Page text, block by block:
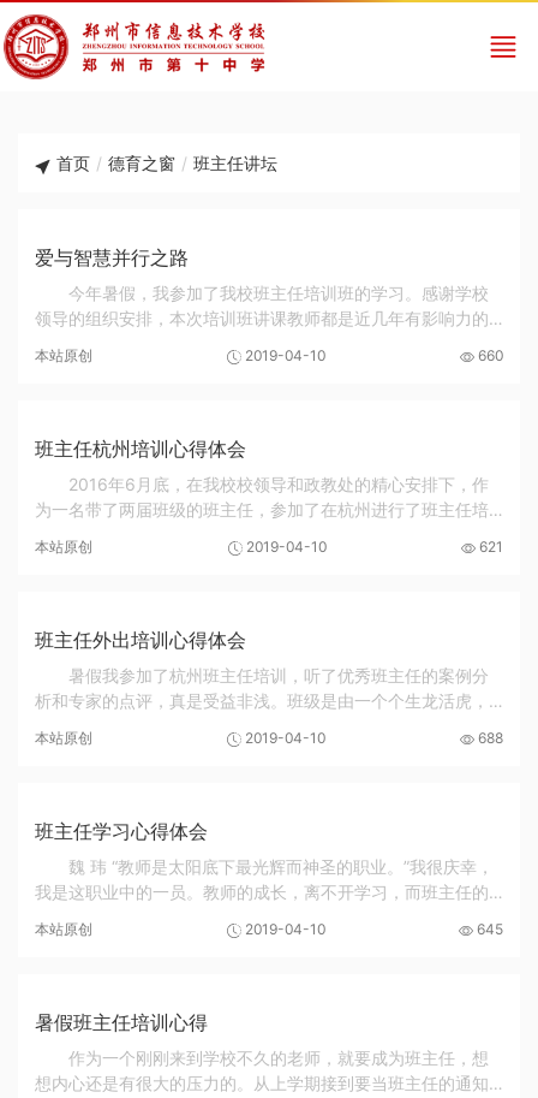
首页 / 德育之窗 / 班主任讲坛
爱与智慧并行之路
今年暑假，我参加了我校班主任培训班的学习。感谢学校
领导的组织安排，本次培训班讲课教师都是近几年有影响力的
流，使我对班主任工作有了更深刻的反思，学到了...
本站原创 2019-04-10 660
班主任杭州培训心得体会
2016年6月底，在我校校领导和政教处的精心安排下，作
为一名带了两届班级的班主任，参加了在杭州进行了班主任培
界最小的主任，肩上担负的却是最重的担子...
本站原创 2019-04-10 621
班主任外出培训心得体会
暑假我参加了杭州班主任培训，听了优秀班主任的案例分
析和专家的点评，真是受益非浅。班级是由一个个生龙活虎，
质修养文明行为习惯方面都存在着较大差异，而...
本站原创 2019-04-10 688
班主任学习心得体会
魏 玮 “教师是太阳底下最光辉而神圣的职业。”我很庆幸，
我是这职业中的一员。教师的成长，离不开学习，而班主任的
任素质研修班培训。这次研修班的授课老...
本站原创 2019-04-10 645
暑假班主任培训心得
作为一个刚刚来到学校不久的老师，就要成为班主任，想
想内心还是有很大的压力的。从上学期接到要当班主任的通知